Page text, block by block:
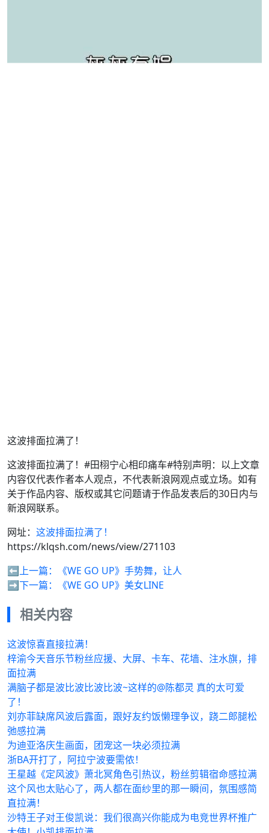
这波排面拉满了！
这波排面拉满了！#田栩宁心相印痛车#特别声明：以上文章
内容仅代表作者本人观点，不代表新浪网观点或立场。如有
关于作品内容、版权或其它问题请于作品发表后的30日内与
新浪网联系。
网址： 这波排面拉满了！
https://klqsh.com/news/view/271103
⬅️上一篇：
《WE GO UP》手势舞，让人
➡️下一篇：
《WE GO UP》美女LINE
相关内容
这波惊喜直接拉满！
梓渝今天音乐节粉丝应援、大屏、卡车、花墙、注水旗，排
面拉满
满脑子都是波比波比波比波~这样的@陈都灵 真的太可爱
了！
刘亦菲缺席风波后露面，跟好友约饭懒理争议，跷二郎腿松
弛感拉满
为迪亚洛庆生画面，团宠这一块必须拉满
浙BA开打了，阿拉宁波要需侬！
王星越《定风波》萧北冥角色引热议，粉丝剪辑宿命感拉满
这个风也太贴心了，两人都在面纱里的那一瞬间，氛围感简
直拉满！
沙特王子对王俊凯说：我们很高兴你能成为电竞世界杯推广